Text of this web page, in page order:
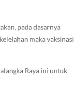
pada dasarnya
maka vaksinasi
Raya ini untuk